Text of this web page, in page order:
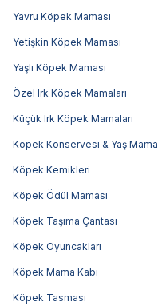
Yavru Köpek Maması
Yetişkin Köpek Maması
Yaşlı Köpek Maması
Özel Irk Köpek Mamaları
Küçük Irk Köpek Mamaları
Köpek Konservesi & Yaş Mama
Köpek Kemikleri
Köpek Ödül Maması
Köpek Taşıma Çantası
Köpek Oyuncakları
Köpek Mama Kabı
Köpek Tasması